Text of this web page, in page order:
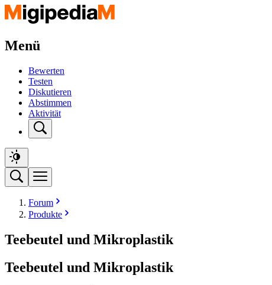
Menü
Bewerten
Testen
Diskutieren
Abstimmen
Aktivität
Forum
Produkte
Teebeutel und Mikroplastik
Teebeutel und Mikroplastik